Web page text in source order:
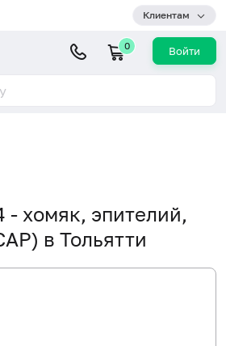
Клиентам
0 Войти
- хомяк, эпителий,
в Тольятти